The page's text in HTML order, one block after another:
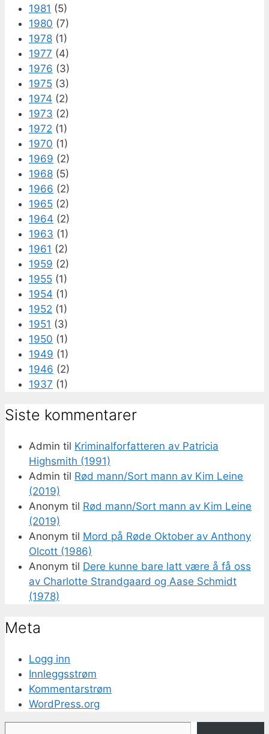
1981 (5)
1980 (7)
1978 (1)
1977 (4)
1976 (3)
1975 (3)
1974 (2)
1973 (2)
1972 (1)
1970 (1)
1969 (2)
1968 (5)
1966 (2)
1965 (2)
1964 (2)
1963 (1)
1961 (2)
1959 (2)
1955 (1)
1954 (1)
1952 (1)
1951 (3)
1950 (1)
1949 (1)
1946 (2)
1937 (1)
Siste kommentarer
Admin til Kriminalforfatteren av Patricia
Highsmith (1991)
Admin til Rød mann/Sort mann av Kim Leine
(2019)
Anonym til Rød mann/Sort mann av Kim Leine
(2019)
Anonym til Mord på Røde Oktober av Anthony
Olcott (1986)
Anonym til Dere kunne bare latt være å få oss
av Charlotte Strandgaard og Aase Schmidt
(1978)
Meta
Logg inn
Innleggsstrøm
Kommentarstrøm
WordPress.org
Skriv din e-post...